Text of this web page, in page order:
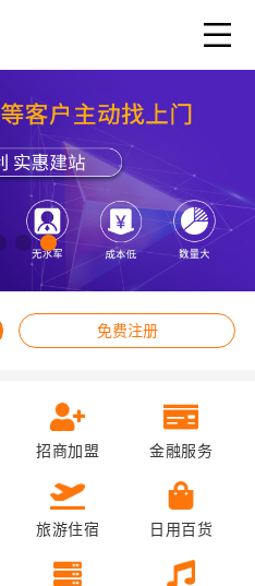
免费注册
招商加盟 金融服务
旅游住宿 日用百货